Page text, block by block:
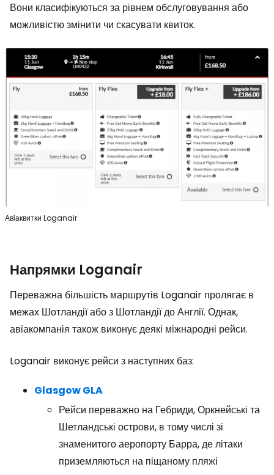
Вони класифікуються за рівнем обслуговування або
можливістю змінити чи скасувати квиток.
Авіаквитки Loganair
Напрямки Loganair
Переважна більшість маршрутів Loganair пролягає в
межах Шотландії або з Шотландії до Англії. Однак,
авіакомпанія також виконує деякі міжнародні рейси.
Loganair виконує рейси з наступних баз:
Glasgow GLA
Рейси переважно на Гебриди, Оркнейські та
Шетландські острови, в тому числі зі
знаменитого аеропорту Барра, де літаки
приземляються на піщаному пляжі